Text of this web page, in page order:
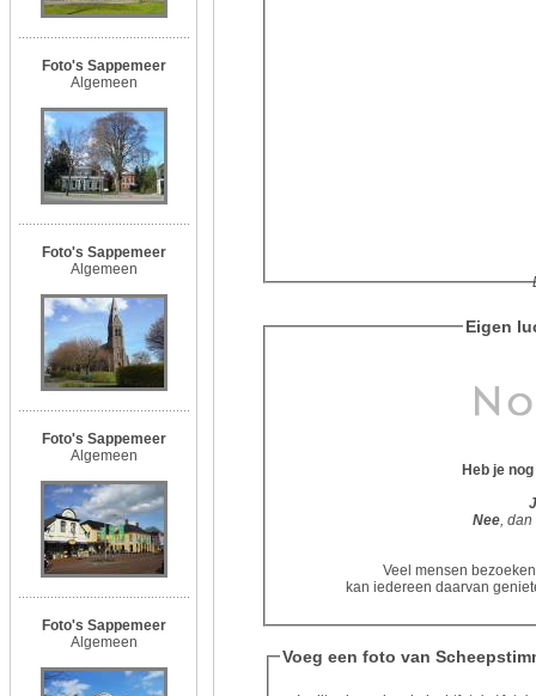
Foto's Sappemeer
Algemeen
Foto's Sappemeer
Algemeen
Foto's Sappemeer
Algemeen
Foto's Sappemeer
Algemeen
Eigen
Heb je
Nee, dan
Veel mensen
kan iedereen daarvan
Voeg een foto van